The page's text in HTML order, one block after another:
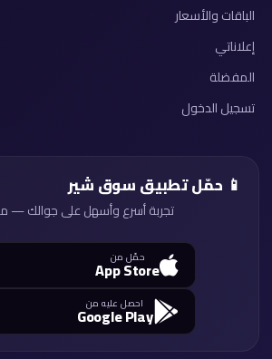
الباقات والأسعار
إعلاناتي
المفضلة
تسجيل الدخول
📱 حمّل تطبيق سوق شير
تجربة أسرع وأسهل على جوالك —
حمّل من
App Store
احصل عليه من
Google Play